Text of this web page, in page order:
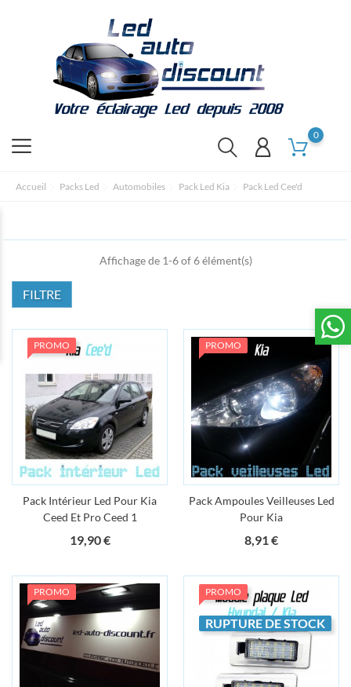
0
Accueil Packs Led Automobiles Pack Led Kia Pack Led Cee'd
FILTRE
Affichage de 1-6 of 6 élément(s)
PROMO
Pack Intérieur Led Pour Kia
Ceed Et Pro Ceed 1
19,90 €Prix
PROMO
Pack Ampoules Veilleuses Led
Pour Kia
8,91 €Prix
PROMO PROMO
RUPTURE DE STOCK